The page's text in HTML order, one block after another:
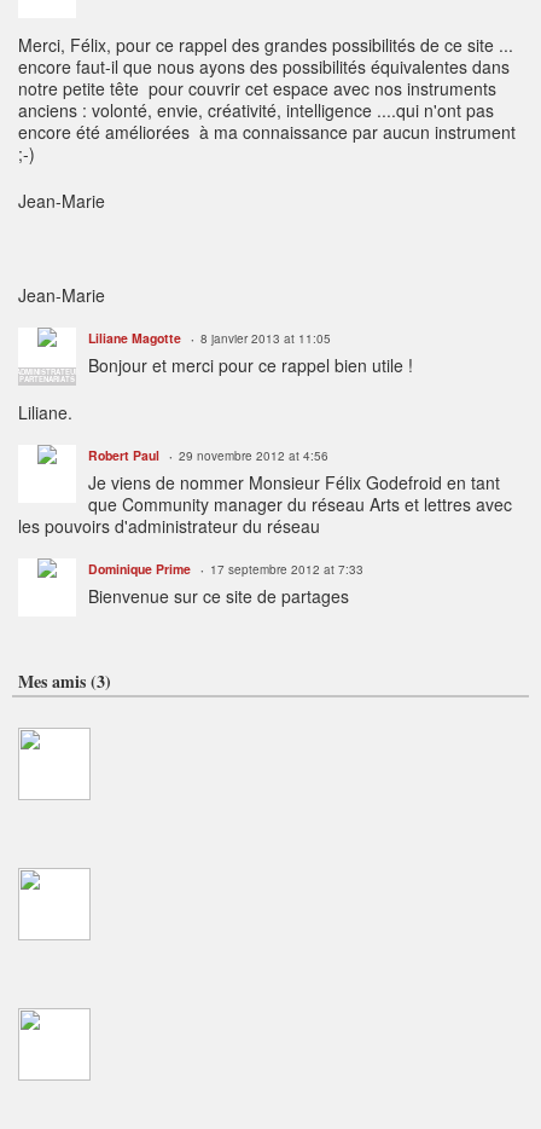
Merci, Félix, pour ce rappel des grandes possibilités de ce site ...
encore faut-il que nous ayons des possibilités équivalentes dans
notre petite tête pour couvrir cet espace avec nos instruments
anciens : volonté, envie, créativité, intelligence ....qui n'ont pas
encore été améliorées à ma connaissance par aucun instrument
;-)
Jean-Marie
Jean-Marie
ADMINISTRATEUR
PARTENARIATS
Liliane Magotte 8 janvier 2013 at 11:05
Bonjour et merci pour ce rappel bien utile !
Liliane.
Robert Paul 29 novembre 2012 at 4:56
Je viens de nommer Monsieur Félix Godefroid en tant
que Community manager du réseau Arts et lettres avec
les pouvoirs d'administrateur du réseau
Dominique Prime 17 septembre 2012 at 7:33
Bienvenue sur ce site de partages
Mes amis (3)